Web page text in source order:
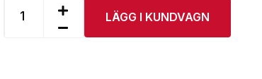
LÄGG I KUNDVAGN